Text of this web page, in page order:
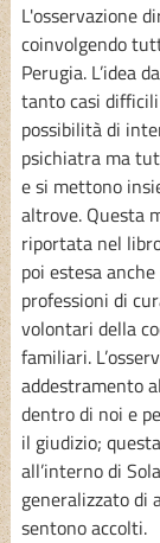
L'osservazione
coinvolgendo
Perugia. L’idea
tanto casi
possibilità di
psichiatra ma
e si mettono
altrove. Questa
riportata nel
poi estesa
professioni di
volontari della
familiari.
addestramento
dentro di noi e
il giudizio;
all’interno di
generalizzato di
sentono accolti.